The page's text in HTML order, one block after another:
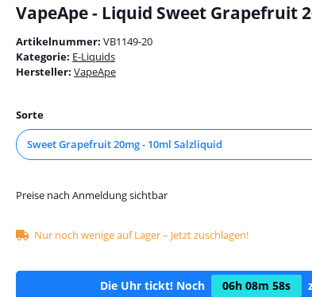
VapeApe - Liquid Sweet Grapefruit
Artikelnummer: VB1149-20
Kategorie: E-Liquids
Hersteller: VapeApe
Sorte
Sweet Grapefruit 20mg - 10ml Salzliquid
Preise nach Anmeldung sichtbar
Nur noch wenige auf Lager – Jetzt zuschlagen!
Die Uhr tickt! Noch 06h 08m 57s